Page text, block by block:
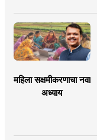
महिला सक्षमीकरणाचा नवा
अध्याय